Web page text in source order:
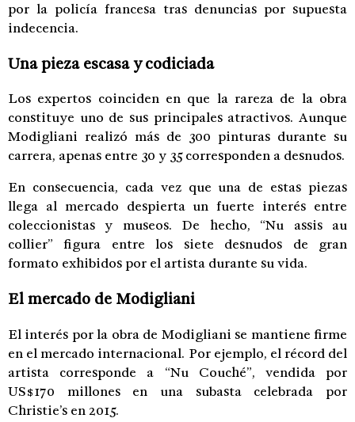
por la policía francesa tras denuncias por supuesta
indecencia.
Una pieza escasa y codiciada
Los expertos coinciden en que la rareza de la obra
constituye uno de sus principales atractivos. Aunque
Modigliani realizó más de 300 pinturas durante su
carrera, apenas entre 30 y 35 corresponden a desnudos.
En consecuencia, cada vez que una de estas piezas
llega al mercado despierta un fuerte interés entre
coleccionistas y museos. De hecho, “Nu assis au
collier” figura entre los siete desnudos de gran
formato exhibidos por el artista durante su vida.
El mercado de Modigliani
El interés por la obra de Modigliani se mantiene firme
en el mercado internacional. Por ejemplo, el récord del
artista corresponde a “Nu Couché”, vendida por
US$170 millones en una subasta celebrada por
Christie’s en 2015.